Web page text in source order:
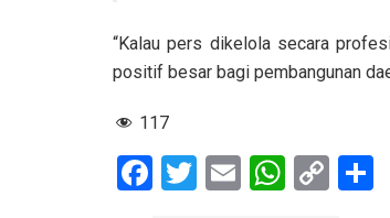
“Kalau pers dikelola secara
positif besar bagi pembangunan
117
F
T
E
W C